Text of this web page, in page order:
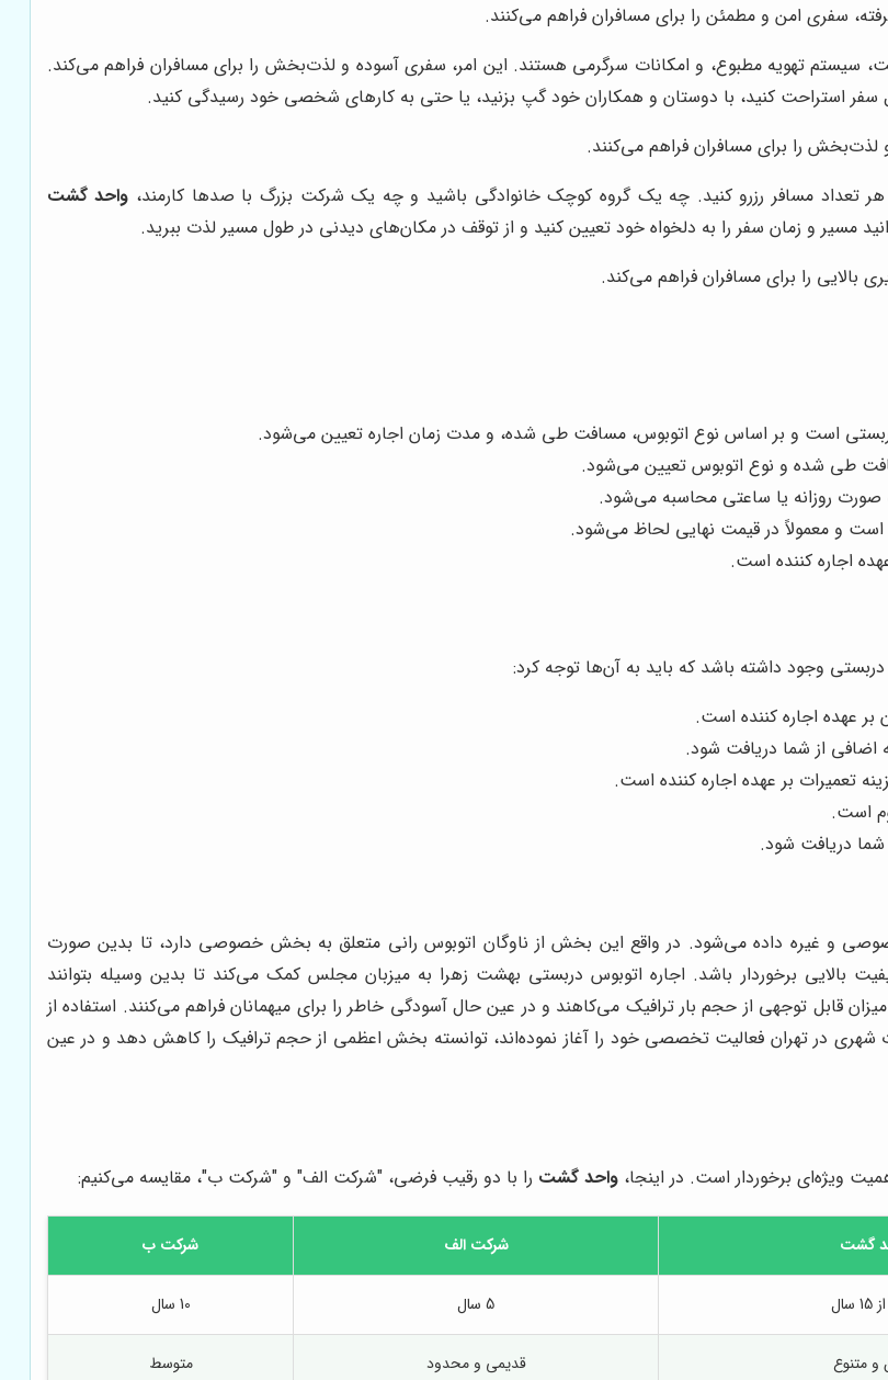
سفری امن و مطمئن را برای مسافران فراهم می‌کنند.
سیستم تهویه مطبوع، و امکانات سرگرمی هستند. این امر، سفری آسوده و لذت‌بخش را برای مسافران فراهم می‌کند.
سفر استراحت کنید، با دوستان و همکاران خود گپ بزنید، یا حتی به کارهای شخصی خود رسیدگی کنید.
را برای مسافران فراهم می‌کنند.
تعداد مسافر رزرو کنید. چه یک گروه کوچک خانوادگی باشید و چه یک شرکت بزرگ با صدها کارمند، واحد گشت
مسیر و زمان سفر را به دلخواه خود تعیین کنید و از توقف در مکان‌های دیدنی در طول مسیر لذت ببرید.
بالایی را برای مسافران فراهم می‌کند.
است و بر اساس نوع اتوبوس، مسافت طی شده، و مدت زمان اجاره تعیین می‌شود.
طی شده و نوع اتوبوس تعیین می‌شود.
صورت روزانه یا ساعتی محاسبه می‌شود.
است و معمولاً در قیمت نهایی لحاظ می‌شود.
اجاره کننده است.
وجود داشته باشد که باید به آن‌ها توجه کرد:
عهده اجاره کننده است.
از شما دریافت شود.
تعمیرات بر عهده اجاره کننده است.
است.
دریافت شود.
و غیره داده می‌شود. در واقع این بخش از ناوگان اتوبوس رانی متعلق به بخش خصوصی دارد، تا بدین صورت
بالایی برخوردار باشد. اجاره اتوبوس دربستی بهشت زهرا به میزبان مجلس کمک می‌کند تا بدین وسیله بتوانند
قابل توجهی از حجم بار ترافیک می‌کاهند و در عین حال آسودگی خاطر را برای میهمانان فراهم می‌کنند. استفاده از
در تهران فعالیت تخصصی خود را آغاز نموده‌اند، توانسته بخش اعظمی از حجم ترافیک را کاهش دهد و در عین
ویژه‌ای برخوردار است. در اینجا، واحد گشت را با دو رقیب فرضی، "شرکت الف" و "شرکت ب"، مقایسه می‌کنیم:
گشت شرکت الف شرکت ب
5 سال 10 سال
و متنوع قدیمی و محدود متوسط